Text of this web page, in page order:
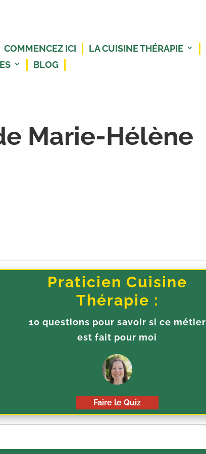
COMMENCEZ ICI LA CUISINE THÉRAPIE
BLOG
Marie-Hélène
Praticien Cuisine
Thérapie :
10 questions pour savoir si ce métier
est fait pour moi
Faire le Quiz